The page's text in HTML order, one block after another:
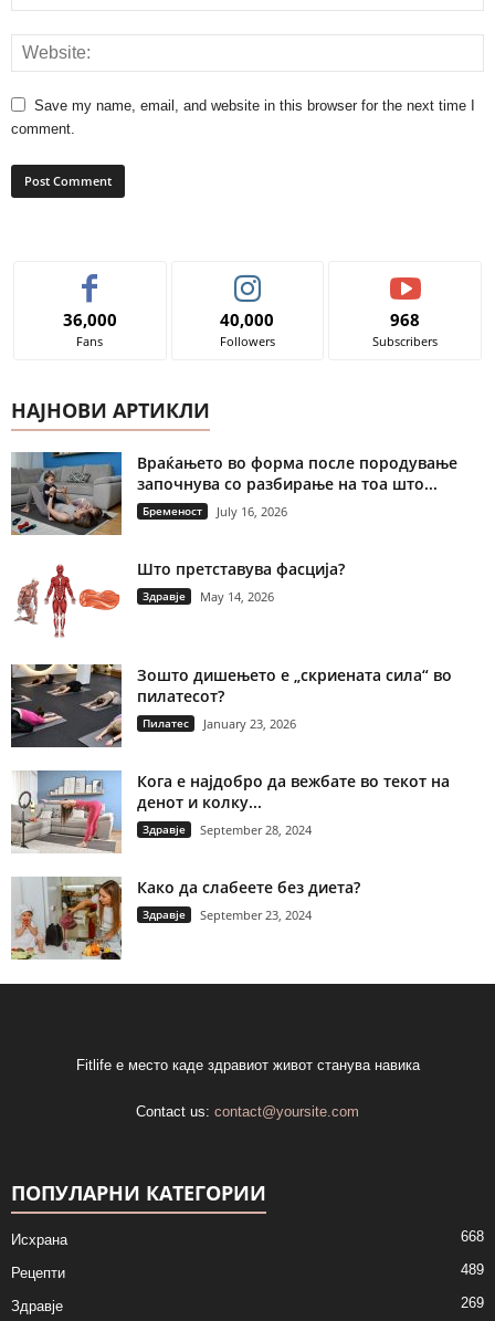
Save my name, email, and website in this browser for the next time I
comment.
36,000
Fans
40,000
Followers
968
Subscribers
НАЈНОВИ АРТИКЛИ
Враќањето во форма после породување
започнува со разбирање на тоа што...
Бременост July 16, 2026
Што претставува фасција?
Здравје May 14, 2026
Зошто дишењето е „скриената сила“ во
пилатесот?
Пилатес January 23, 2026
Кога е најдобро да вежбате во текот на
денот и колку...
Здравје September 28, 2024
Како да слабеете без диета?
Здравје September 23, 2024
Fitlife е место каде здравиот живот станува навика
Contact us: contact@yoursite.com
ПОПУЛАРНИ КАТЕГОРИИ
Исхрана 668
Рецепти 489
Здравје 269